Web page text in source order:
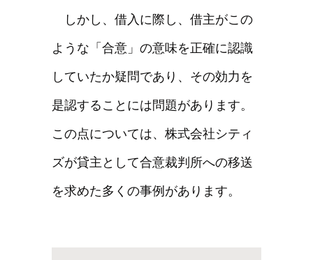
しかし、借入に際し、借主がこの
ような「合意」の意味を正確に認識
していたか疑問であり、その効力を
是認することには問題があります。
この点については、株式会社シティ
ズが貸主として合意裁判所への移送
を求めた多くの事例があります。